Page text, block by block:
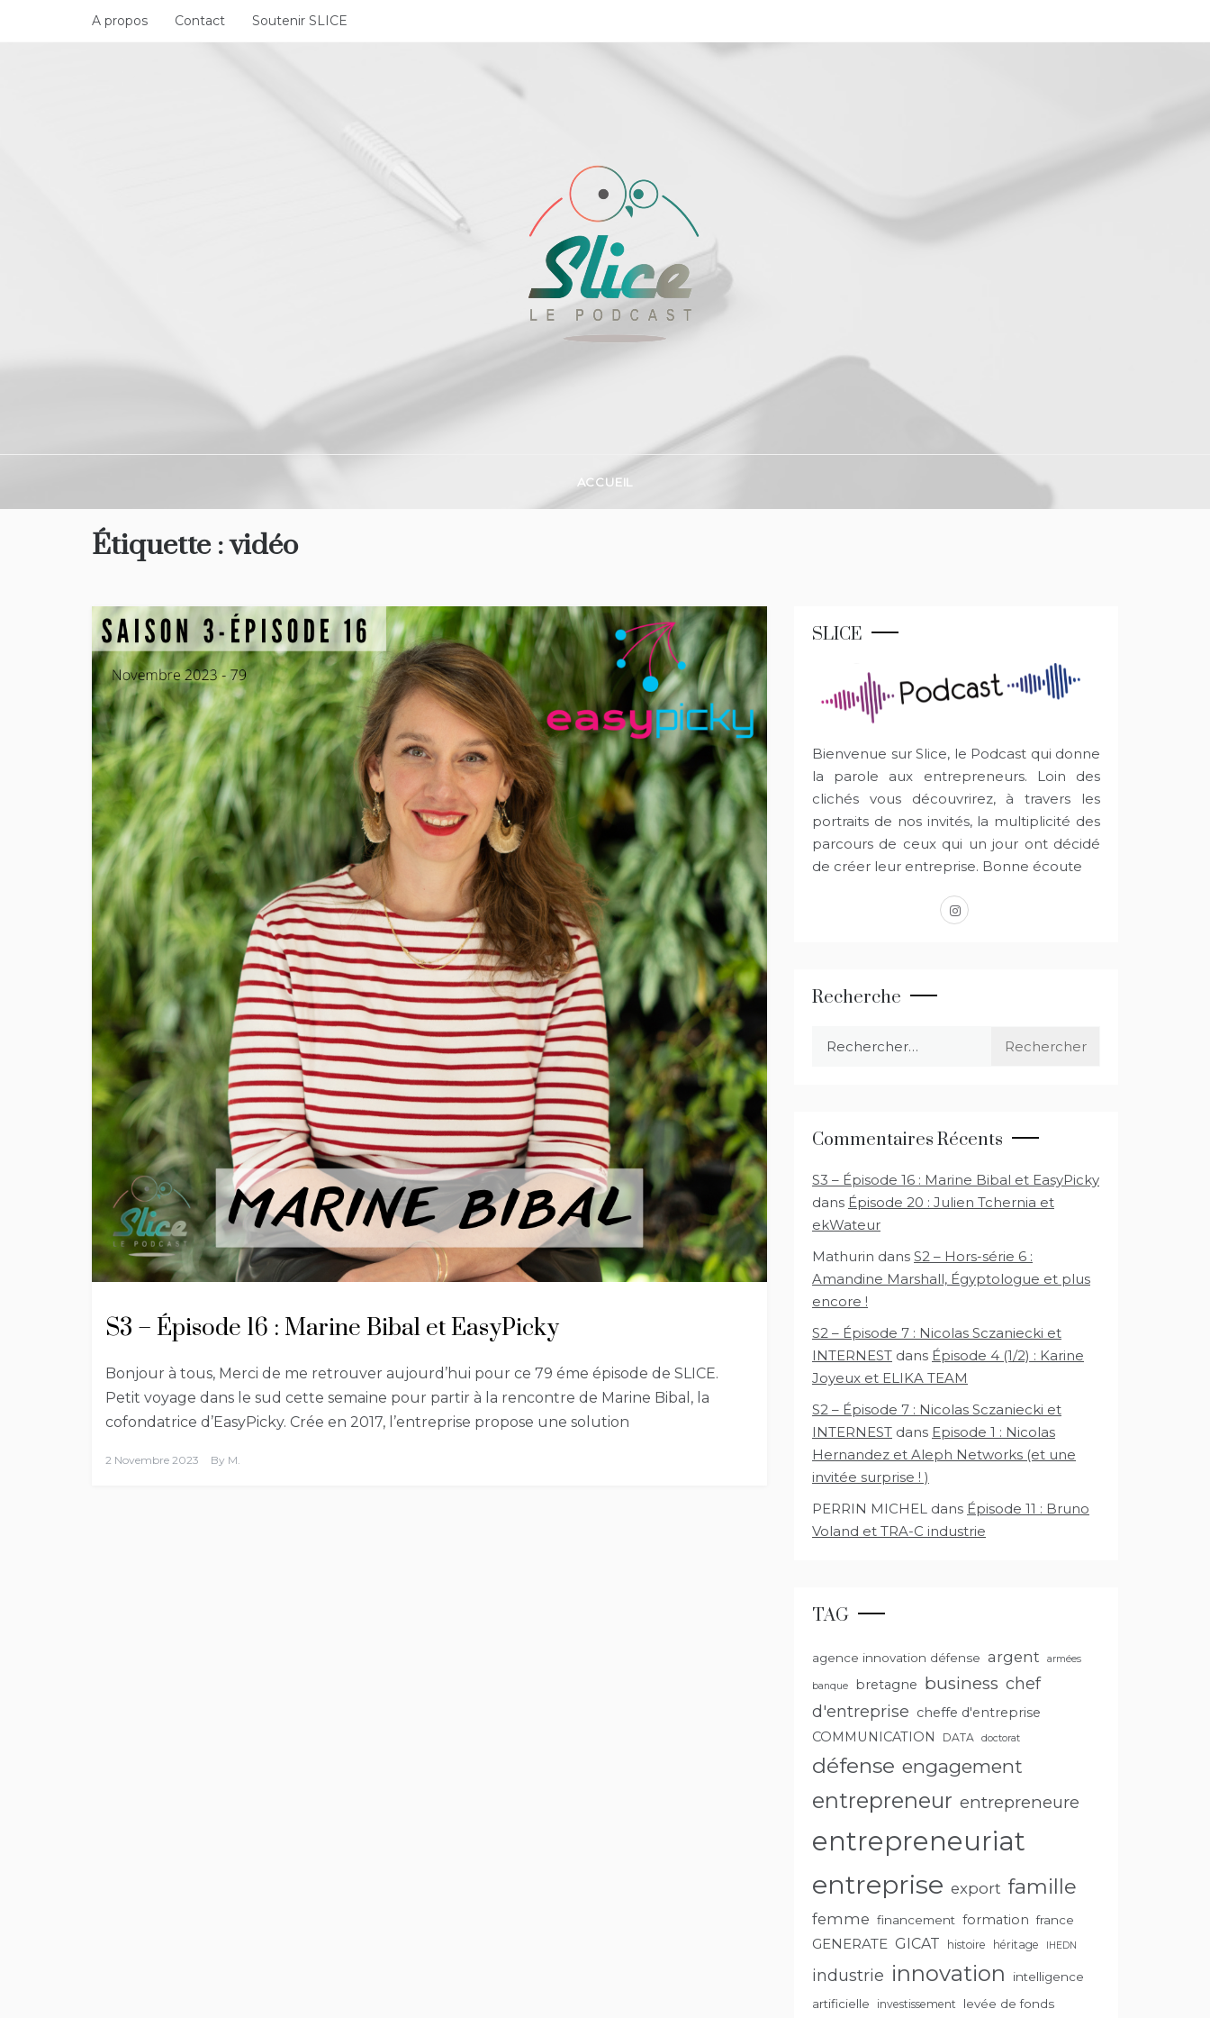
A propos Contact Soutenir SLICE
ACCUEIL
Étiquette :vidéo
S3 – Épisode 16 : Marine Bibal et EasyPicky
Bonjour à tous, Merci de me retrouver aujourd’hui pour ce 79 éme épisode de SLICE.
Petit voyage dans le sud cette semaine pour partir à la rencontre de Marine Bibal, la
cofondatrice d’EasyPicky. Crée en 2017, l’entreprise propose une solution
2 Novembre 2023 By M.
SLICE
Bienvenue sur Slice, le Podcast qui donne
la parole aux entrepreneurs. Loin des
clichés vous découvrirez, à travers les
portraits de nos invités, la multiplicité des
parcours de ceux qui un jour ont décidé
de créer leur entreprise. Bonne écoute
instagram
Recherche
Commentaires Récents
S3 – Épisode 16 : Marine Bibal et EasyPicky
dans Épisode 20 : Julien Tchernia et
ekWateur
Mathurin dans S2 – Hors-série 6 :
Amandine Marshall, Égyptologue et plus
encore !
S2 – Épisode 7 : Nicolas Sczaniecki et
INTERNEST dans Épisode 4 (1/2) : Karine
Joyeux et ELIKA TEAM
S2 – Épisode 7 : Nicolas Sczaniecki et
INTERNEST dans Episode 1 : Nicolas
Hernandez et Aleph Networks (et une
invitée surprise ! )
PERRIN MICHEL dans Épisode 11 : Bruno
Voland et TRA-C industrie
TAG
agence innovation défense argent armées
banque bretagne business chef
d'entreprise cheffe d'entreprise
COMMUNICATION
DATA doctorat
défense engagement
entrepreneur entrepreneure
entrepreneuriat
entreprise export famille
femme financement formation france
GENERATE GICAT histoire héritage IHEDN
industrie innovation
intelligence
artificielle
investissement levée de fonds